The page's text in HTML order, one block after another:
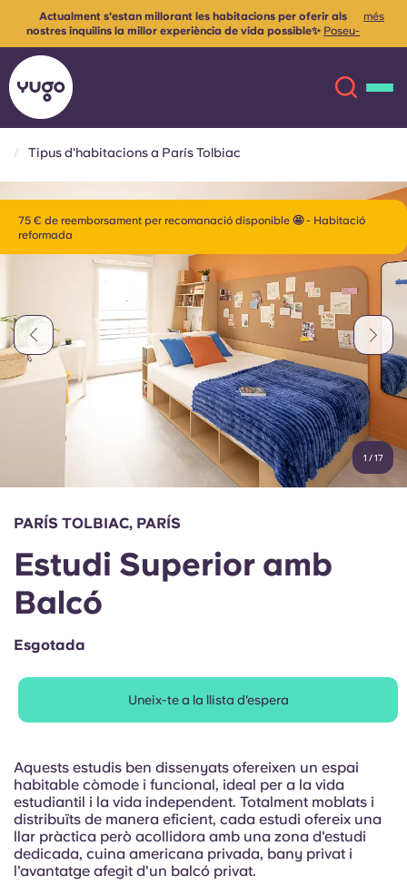
Ubicacions
Llengua
English (GB)
English (US)
Chinese
Italian
French
Portuguese
Inicia la sessió
Reserva ara
Español
Català
Italian French
Portuguese
Actualment s'estan millorant les habitacions per oferir als
nostres inquilins la millor experiència de vida possible✨ Poseu-
vos en contacte amb nosaltres per a més informació
més
Tipus d'habitacions a París Tolbiac
75 € de reemborsament per recomanació disponible 🤩 - Habitació
reformada
1 /17
PARÍS TOLBIAC, PARÍS
Estudi Superior amb
Balcó
Esgotada
Uneix-te a la llista d'espera
Aquests estudis ben dissenyats ofereixen un espai
habitable còmode i funcional, ideal per a la vida
estudiantil i la vida independent. Totalment moblats i
distribuïts de manera eficient, cada estudi ofereix una
llar pràctica però acollidora amb una zona d'estudi
dedicada, cuina americana privada, bany privat i
l'avantatge afegit d'un balcó privat.